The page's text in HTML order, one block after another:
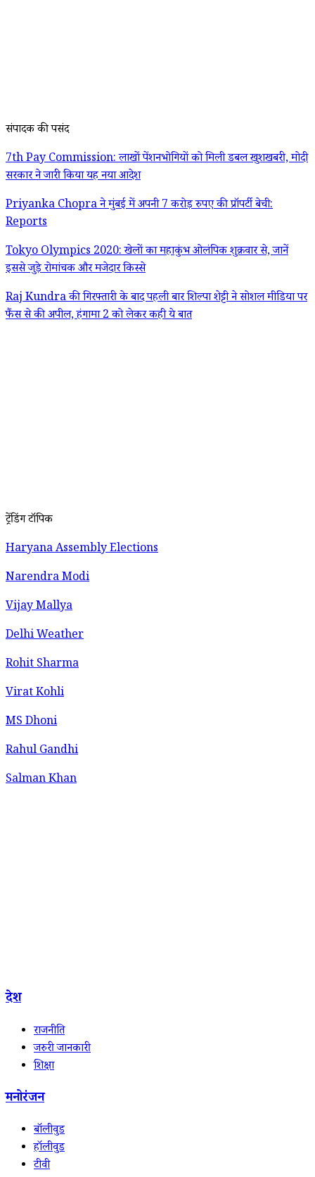
संपादक की पसंद
7th Pay Commission: लाखों पेंशनभोगियों को मिली डबल खुशखबरी, मोदी
सरकार ने जारी किया यह नया आदेश
Priyanka Chopra ने मुंबई में अपनी 7 करोड़ रुपए की प्रॉपर्टी बेची:
Reports
Tokyo Olympics 2020: खेलों का महाकुंभ ओलंपिक शुक्रवार से, जानें
इससे जुड़े रोमांचक और मजेदार किस्से
Raj Kundra की गिरफ्तारी के बाद पहली बार शिल्पा शेट्टी ने सोशल मीडिया पर
फैंस से की अपील, हंगामा 2 को लेकर कही ये बात
ट्रेंडिंग टॉपिक
Haryana Assembly Elections
Narendra Modi
Vijay Mallya
Delhi Weather
Rohit Sharma
Virat Kohli
MS Dhoni
Rahul Gandhi
Salman Khan
देश
राजनीति
जरुरी जानकारी
शिक्षा
मनोरंजन
बॉलीवुड
हॉलीवुड
टीवी